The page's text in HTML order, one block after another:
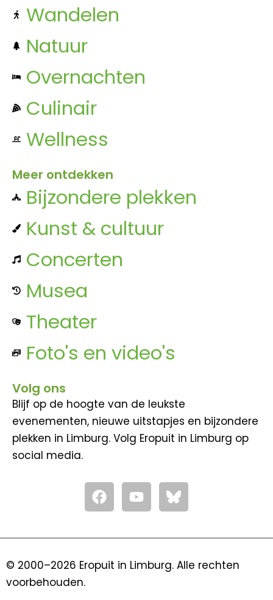
Wandelen
Natuur
Overnachten
Culinair
Wellness
Meer ontdekken
Bijzondere plekken
Kunst & cultuur
Concerten
Musea
Theater
Foto's en video's
Volg ons
Blijf op de hoogte van de leukste
evenementen, nieuwe uitstapjes en bijzondere
plekken in Limburg. Volg Eropuit in Limburg op
social media.
F
a
c
o
Y
o
u
b
© 2000–2026 Eropuit in Limburg. Alle rechten
voorbehouden.